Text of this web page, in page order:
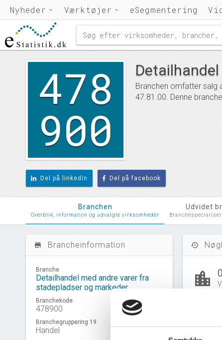
Nyheder Værktøjer eSegmentering
478
900
Branchen omfatter salg
47.81.00. Denne
Del på linkedIn Del på facebook
Branchen
Overblik, information og udvalgte virksomheder
Udvidet
store_mall_directory Brancheinformation
Branche
Detailhandel med andre varer fra
stadepladser og markeder
Branchekode
478900
Branchegruppering 19
Handel
history
location_city 0